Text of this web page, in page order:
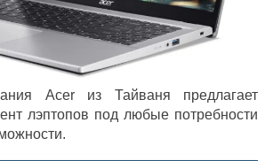
Acer из Тайваня предлагает
лэптопов под любые потребности